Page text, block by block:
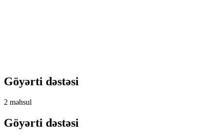
Göyərti dəstəsi
2 məhsul
Göyərti dəstəsi